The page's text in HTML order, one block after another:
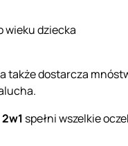
wieku dziecka
także dostarcza
spełni wszelkie